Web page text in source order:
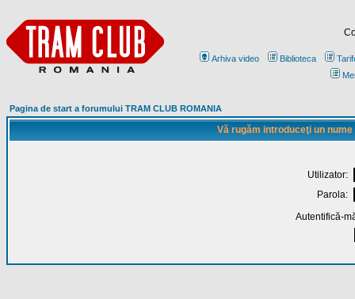
Arhiva video Biblioteca
Pagina de start a forumului TRAM CLUB ROMANIA
Vă rugăm introduceţi un
Utilizator:
Parola:
Autentifică-